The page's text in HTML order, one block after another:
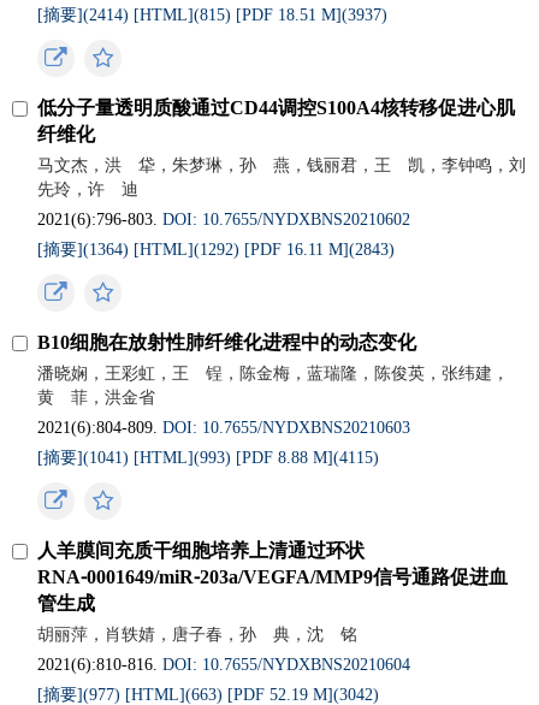
[摘要](2414) [HTML](815) [PDF 18.51 M](3937)
低分子量透明质酸通过CD44调控S100A4核转移促进心肌
纤维化
马文杰，洪 牮，朱梦琳，孙 燕，钱丽君，王 凯，李钟鸣，刘
先玲，许 迪
2021(6):796-803.DOI: 10.7655/NYDXBNS20210602
[摘要](1364) [HTML](1292) [PDF 16.11 M](2843)
B10细胞在放射性肺纤维化进程中的动态变化
潘晓娴，王彩虹，王 锃，陈金梅，蓝瑞隆，陈俊英，张纬建，
黄 菲，洪金省
2021(6):804-809.DOI: 10.7655/NYDXBNS20210603
[摘要](1041) [HTML](993) [PDF 8.88 M](4115)
人羊膜间充质干细胞培养上清通过环状
RNA⁃0001649/miR⁃203a/VEGFA/MMP9信号通路促进血
管生成
胡丽萍，肖轶婧，唐子春，孙 典，沈 铭
2021(6):810-816.DOI: 10.7655/NYDXBNS20210604
[摘要](977) [HTML](663) [PDF 52.19 M](3042)